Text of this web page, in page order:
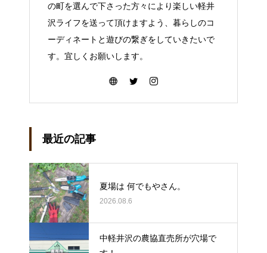
の町を選んで下さった方々により楽しい軽井
沢ライフを送って頂けますよう、暮らしのコ
ーディネートと遊びの繋ぎをしていきたいで
す。宜しくお願いします。
最近の記事
夏場は 何でもやさん。
2026.08.6
中軽井沢の農協直売所が穴場で